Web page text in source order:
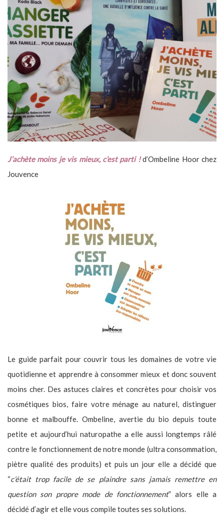
J’achète moins je vis mieux, c’est parti ! d’Ombeline Hoor chez
Jouvence
Le guide parfait pour couvrir tous les domaines de votre vie
quotidienne et apprendre à consommer mieux et donc souvent
moins cher. Des astuces claires et concrètes pour choisir vos
cosmétiques bios, faire votre ménage au naturel, distinguer
bonne et malbouffe. Ombeline, avertie du bio depuis toute
petite et aujourd’hui naturopathe a elle aussi longtemps râlé
contre le fonctionnement de notre monde (ultra consommation,
piètre qualité des produits) et puis un jour elle a décidé que
“c’était trop facile de se plaindre sans jamais remettre en
question son propre mode de fonctionnement” alors elle a
décidé d’agir et elle vous compile toutes ses solutions.